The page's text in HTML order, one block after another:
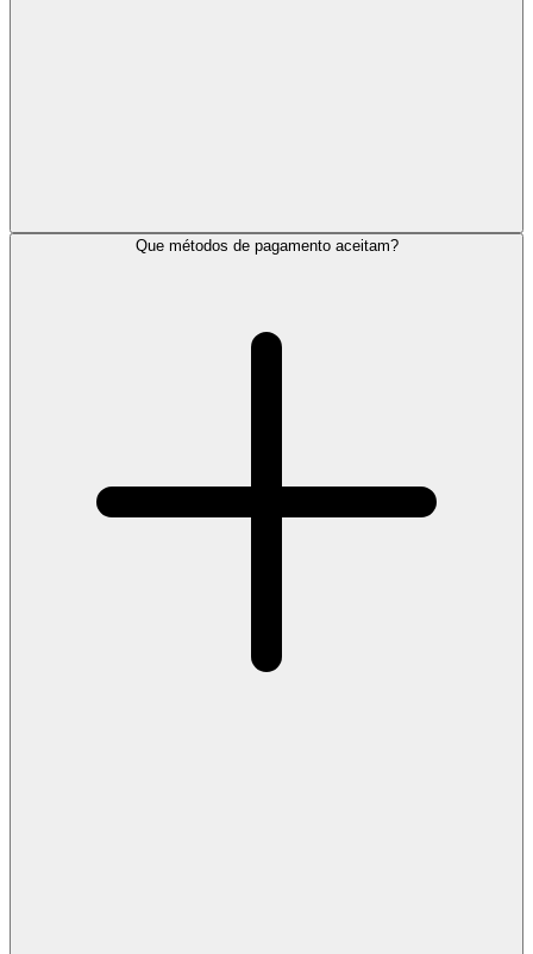
Que métodos de pagamento aceitam?